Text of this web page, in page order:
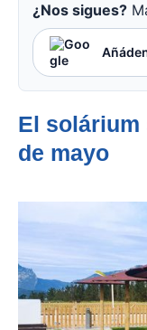
¿Nos sigues?
El solárium
de mayo